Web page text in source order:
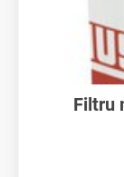
Filtru